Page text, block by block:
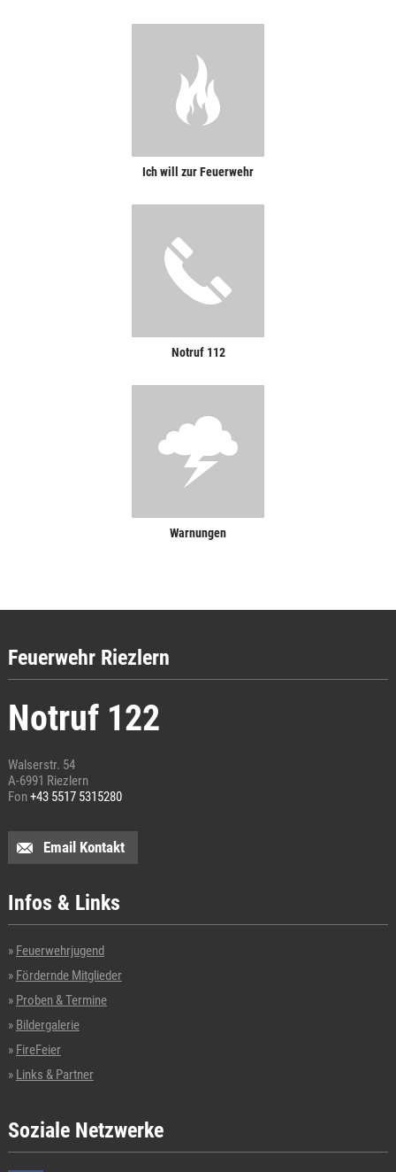
Ich will zur Feuerwehr
Notruf 112
Warnungen
Feuerwehr Riezlern
Notruf 122
Walserstr. 54
A-6991 Riezlern
Fon+43 5517 5315280
Email Kontakt
Infos & Links
Feuerwehrjugend
Fördernde Mitglieder
Proben & Termine
Bildergalerie
FireFeier
Links & Partner
Soziale Netzwerke